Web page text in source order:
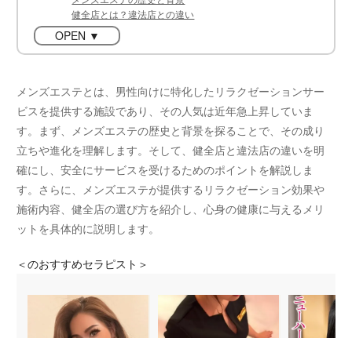
健全店とは？違法店との違い
OPEN ▼
メンズエステとは、男性向けに特化したリラクゼーションサー
ビスを提供する施設であり、その人気は近年急上昇していま
す。まず、メンズエステの歴史と背景を探ることで、その成り
立ちや進化を理解します。そして、健全店と違法店の違いを明
確にし、安全にサービスを受けるためのポイントを解説しま
す。さらに、メンズエステが提供するリラクゼーション効果や
施術内容、健全店の選び方を紹介し、心身の健康に与えるメリ
ットを具体的に説明します。
＜のおすすめセラピスト＞